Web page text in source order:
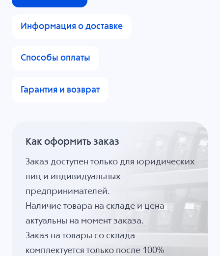
Информация о доставке
Способы оплаты
Гарантия и возврат
Как оформить заказ
Заказ доступен только для юридических
лиц и индивидуальных
предпринимателей.
Наличие товара на складе и цена
актуальны на момент заказа.
Заказ на товары со склада
комплектуется только после 100%